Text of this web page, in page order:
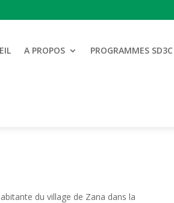
A PROPOS PROGRAMMES SD3C
du village de Zana dans la